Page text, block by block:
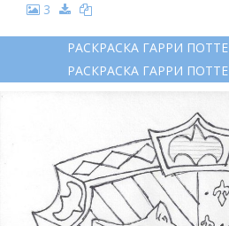
3
РАСКРАСКА ГАРРИ
РАСКРАСКА ГАРРИ